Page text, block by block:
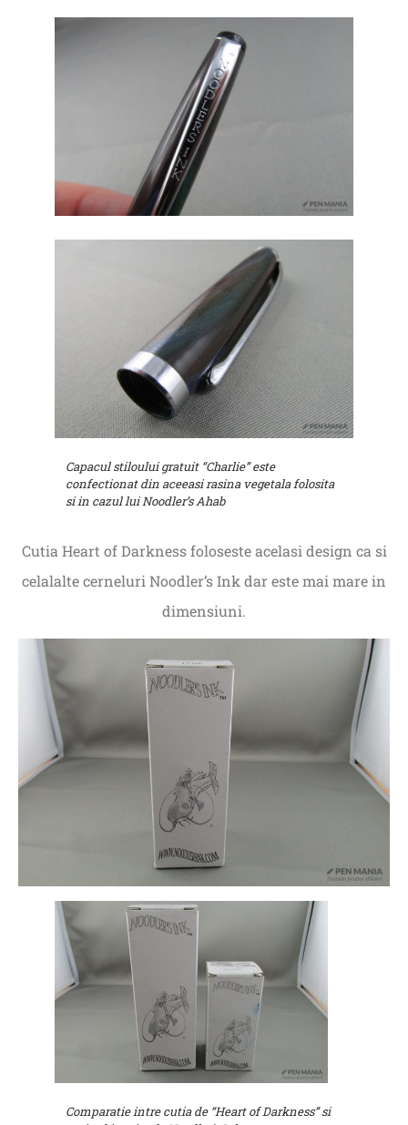
Capacul stiloului gratuit “Charlie” este
confectionat din aceeasi rasina vegetala folosita
si in cazul lui Noodler’s Ahab
Cutia Heart of Darkness foloseste acelasi design ca si
celalalte cerneluri Noodler’s Ink dar este mai mare in
dimensiuni.
Comparatie intre cutia de “Heart of Darkness” si